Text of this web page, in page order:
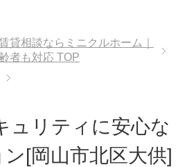
貸相談ならミニクルホーム｜
者も対応 TOP
ュリティに安心な
[岡山市北区大供]